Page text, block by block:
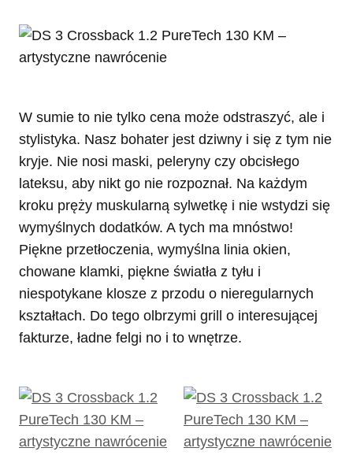
W sumie to nie tylko cena może odstraszyć, ale i
stylistyka. Nasz bohater jest dziwny i się z tym nie
kryje. Nie nosi maski, peleryny czy obcisłego
lateksu, aby nikt go nie rozpoznał. Na każdym
kroku pręży muskularną sylwetkę i nie wstydzi się
wymyślnych dodatków. A tych ma mnóstwo!
Piękne przetłoczenia, wymyślna linia okien,
chowane klamki, piękne światła z tyłu i
niespotykane klosze z przodu o nieregularnych
kształtach. Do tego olbrzymi grill o interesującej
fakturze, ładne felgi no i to wnętrze.